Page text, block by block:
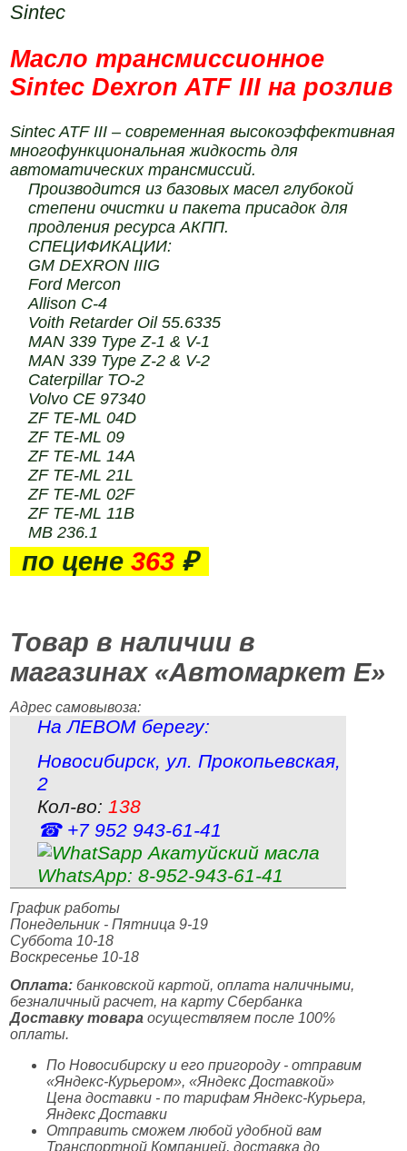
Sintec
Масло трансмиссионное
Sintec Dexron ATF III на розлив
Sintec ATF III – современная высокоэффективная
многофункциональная жидкость для
автоматических трансмиссий.
Производится из базовых масел глубокой
степени очистки и пакета присадок для
продления ресурса АКПП.
СПЕЦИФИКАЦИИ:
GM DEXRON IIIG
Ford Mercon
Allison C-4
Voith Retarder Oil 55.6335
MAN 339 Type Z-1 & V-1
MAN 339 Type Z-2 & V-2
Caterpillar TO-2
Volvo CE 97340
ZF TE-ML 04D
ZF TE-ML 09
ZF TE-ML 14A
ZF TE-ML 21L
ZF TE-ML 02F
ZF TE-ML 11B
MB 236.1
по цене363 ₽
Товар в наличии в
магазинах «Автомаркет Е»
Адрес самовывоза:
На ЛЕВОМ берегу:
Новосибирск, ул. Прокопьевская,
2
Кол-во: 138
☎ +7 952 943‑61‑41
WhatsApp: 8‑952‑943‑61‑41
График работы
Понедельник - Пятница 9-19
Суббота 10-18
Воскресенье 10-18
Оплата: банковской картой, оплата наличными,
безналичный расчет, на карту Сбербанка
Доставку товара осуществляем после 100%
оплаты.
По Новосибирску и его пригороду - отправим
«Яндекс-Курьером», «Яндекс Доставкой»
Цена доставки - по тарифам Яндекс-Курьера,
Яндекс Доставки
Отправить сможем любой удобной вам
Транспортной Компанией, доставка до